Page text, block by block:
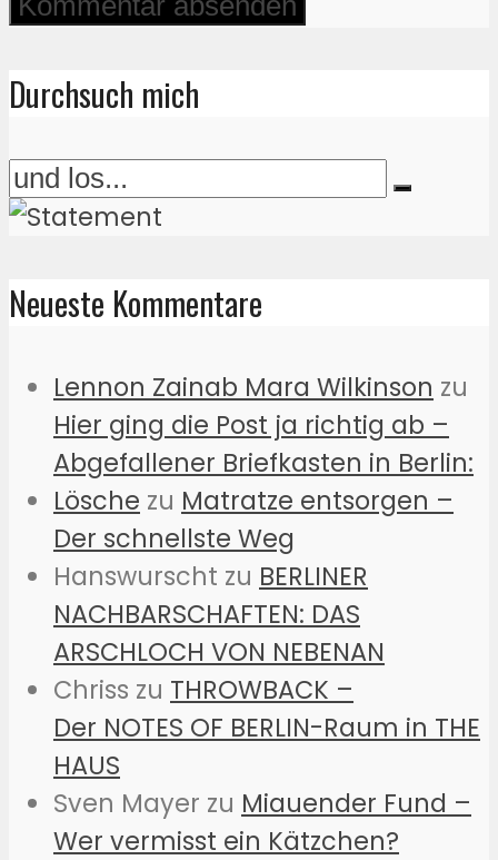
Durchsuch mich
Neueste Kommentare
Lennon Zainab Mara Wilkinson zu
Hier ging die Post ja richtig ab –
Abgefallener Briefkasten in Berlin:
Lösche zu Matratze entsorgen –
Der schnellste Weg
Hanswurscht zu BERLINER
NACHBARSCHAFTEN: DAS
ARSCHLOCH VON NEBENAN
Chriss zu THROWBACK –
Der NOTES OF BERLIN-Raum in THE
HAUS
Sven Mayer zu Miauender Fund –
Wer vermisst ein Kätzchen?